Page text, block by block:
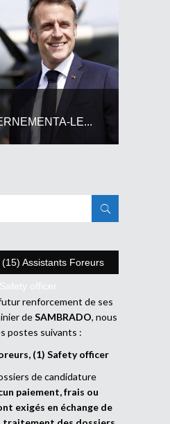
LE...
Assistants Foreurs
officer
renforcement de ses
deSAMBRADO, nous
postes suivants :
(1) Safety officer
de candidature
paiement, frais ou
exigés en échange de